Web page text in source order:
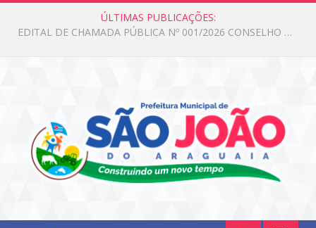
ÚLTIMAS PUBLICAÇÕES:
Edital de Chamada Pública N°001/2026 Conselho CMAS